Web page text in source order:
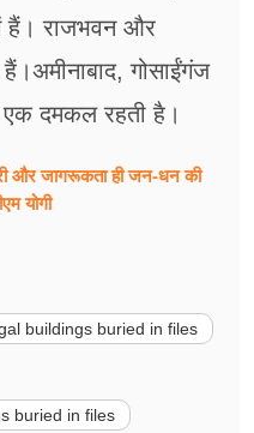
हैं। राजभवन और
गोसाईंगंज
एक दमकल रहती है।
और जागरूकता ही जन-धन की
योगी
buildings buried in files
buried in files